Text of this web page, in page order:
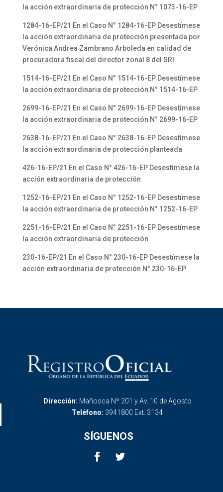
la acción extraordinaria de protección N° 1073-16-EP
1284-16-EP/21 En el Caso N° 1284-16-EP Desestímese
la acción extraordinaria de protección presentada por
Verónica Andrea Zambrano Arboleda en calidad de
procuradora fiscal del director zonal 8 del SRI
1514-16-EP/21 En el Caso N° 1514-16-EP Desestímese
la acción extraordinaria de protección N° 1514-16-EP
2699-16-EP/21 En el Caso N° 2699-16-EP Desestímese
la acción extraordinaria de protección N° 2699-16-EP
2638-16-EP/21 En el Caso N° 2638-16-EP Desestímese
la acción extraordinaria de protección planteada
426-16-EP/21 En el Caso N° 426-16-EP Desestímese la
acción extraordinaria de protección
1252-16-EP/21 En el Caso N° 1252-16-EP Desestímese
la acción extraordinaria de protección N° 1252-16-EP
2251-16-EP/21 En el Caso N° 2251-16-EP Desestímese
la acción extraordinaria de protección
230-16-EP/21 En el Caso N° 230-16-EP Desestímese la
acción extraordinaria de protección N° 230-16-EP
Dirección: Mañosca Nº 201 y Av. 10 de Agosto
Teléfono: 3941800 Ext. 3134
SÍGUENOS